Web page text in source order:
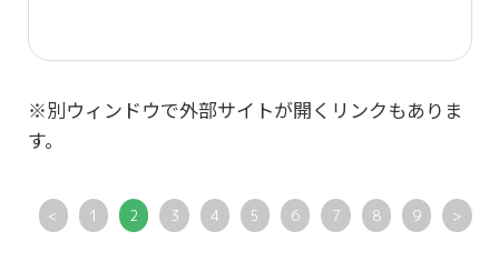
※別ウィンドウで外部サイトが開くリンクもありま
す。
< 1 2 3 4 5 6 7 8 9 >